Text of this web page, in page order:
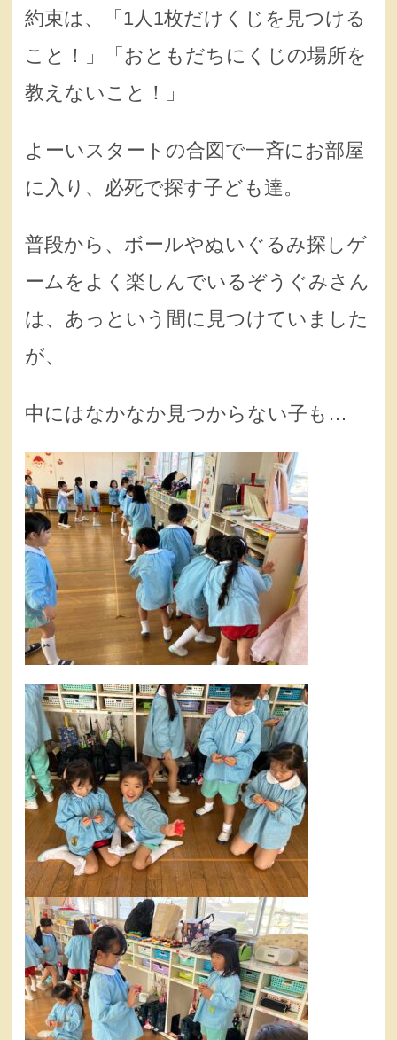
約束は、「1人1枚だけくじを見つける
こと！」「おともだちにくじの場所を
教えないこと！」
よーいスタートの合図で一斉にお部屋
に入り、必死で探す子ども達。
普段から、ボールやぬいぐるみ探しゲ
ームをよく楽しんでいるぞうぐみさん
は、あっという間に見つけていました
が、
中にはなかなか見つからない子も…